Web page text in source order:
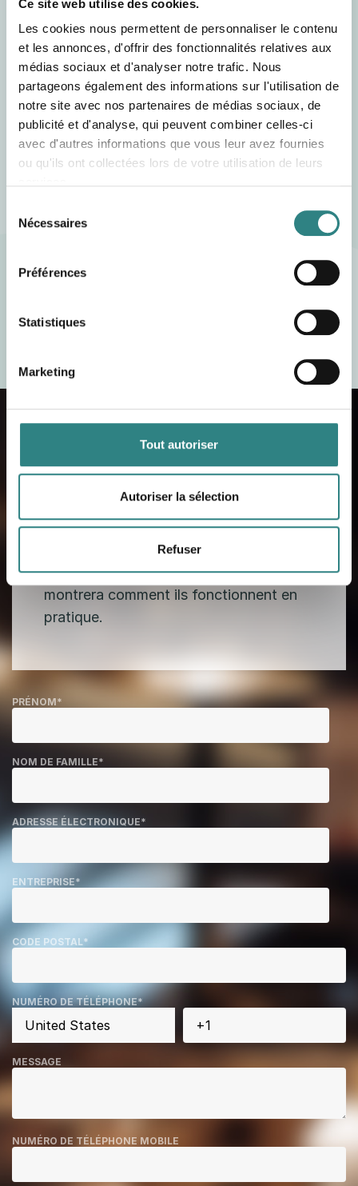
Ce site web utilise des cookies.
Les cookies nous permettent de personnaliser le contenu
et les annonces, d'offrir des fonctionnalités relatives aux
médias sociaux et d'analyser notre trafic. Nous
partageons également des informations sur l'utilisation de
notre site avec nos partenaires de médias sociaux, de
publicité et d'analyse, qui peuvent combiner celles-ci
avec d'autres informations que vous leur avez fournies
ou qu'ils ont collectées lors de votre utilisation de leurs
Nécessaires
Préférences
Statistiques
Marketing
Tout autoriser
Autoriser la sélection
Refuser
En savoir plus sur nos systèmes de
caisse pour restaurant
La caisse enregistreuse de Trivec
Contactez-nous
Lorsque vous aurez inscrit vos
coordonnées, vous serez contactés par
un de nos experts qualifiés qui vous en
dira plus sur nos produits et vous
montrera comment ils fonctionnent en
pratique.
PRÉNOM*
NOM DE FAMILLE*
ADRESSE ÉLECTRONIQUE*
ENTREPRISE*
CODE POSTAL*
NUMÉRO DE TÉLÉPHONE*
MESSAGE
NUMÉRO DE TÉLÉPHONE MOBILE